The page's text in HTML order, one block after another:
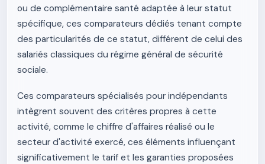
ou de complémentaire santé adaptée à leur statut
spécifique, ces comparateurs dédiés tenant compte
des particularités de ce statut, différent de celui des
salariés classiques du régime général de sécurité
sociale.
Ces comparateurs spécialisés pour indépendants
intègrent souvent des critères propres à cette
activité, comme le chiffre d'affaires réalisé ou le
secteur d'activité exercé, ces éléments influençant
significativement le tarif et les garanties proposées